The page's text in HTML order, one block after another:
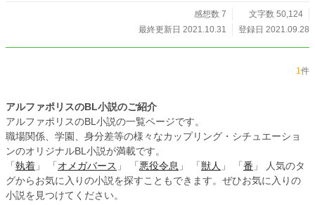
感想数 7
文字数 50,124
最終更新日 2021.10.31
登録日 2021.09.28
1件
アルファポリスのBL小説のご紹介
アルファポリスのBL小説の一覧ページです。
職場関係、学園、身分差等の様々なカップリング・シチュエーショ
ンのオリジナルBL小説が満載です。
「 執着 」 「 オメガバース 」 「 悪役令息 」 「 獣人 」 「 番 」 人気のタ
グからお気に入りの小説を探すこともできます。ぜひお気に入りの
小説を見つけてください。